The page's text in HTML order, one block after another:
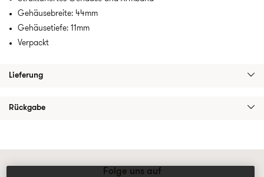
Gehäusebreite: 44mm
Gehäusetiefe: 11mm
Verpackt
Lieferung
Rückgabe
Folge uns auf